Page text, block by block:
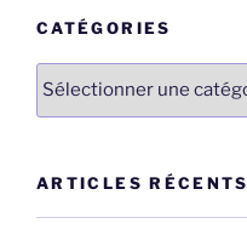
CATÉGORIES
Catégories
ARTICLES RÉCENTS